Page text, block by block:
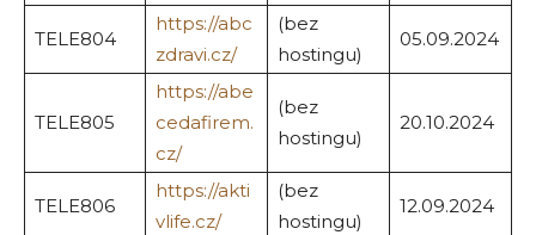
TELE804
https://abc
zdravi.cz/
(bez
hostingu)
05.09.2024
TELE805
https://abe
cedafirem.
cz/
(bez
hostingu)
20.10.2024
TELE806
https://akti
vlife.cz/
(bez
hostingu)
12.09.2024